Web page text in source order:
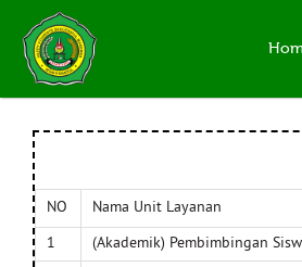
NO Nama Unit Layanan
1
(Akademik) Pembimbingan